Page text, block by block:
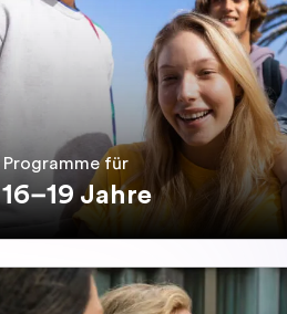
Programme für
16–19 Jahre